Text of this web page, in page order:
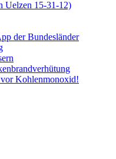
Uelzen 15-31-12)
der Bundesländer
Kohlenmonoxid!